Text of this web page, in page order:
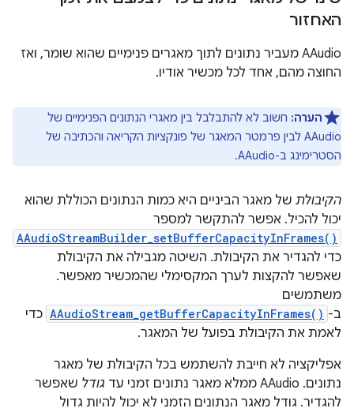
האחזור
AAudio מעביר נתונים לתוך מאגרים פנימיים שהוא שומר, ואז
החוצה מהם, אחד לכל מכשיר אודיו.
הערה: חשוב לא להתבלבל בין מאגרי הנתונים הפנימיים של
AAudio לבין פרמטר המאגר של פונקציות הקריאה והכתיבה של
הסטרימינג ב-AAudio.
הקיבולת של מאגר הביניים היא כמות הנתונים הכוללת שהוא
יכול להכיל. אפשר להתקשר למספר
AAudioStreamBuilder_setBufferCapacityInFrames()
כדי להגדיר את הקיבולת. השיטה מגבילה את הקיבולת
שאפשר להקצות לערך המקסימלי שהמכשיר מאפשר.
משתמשים
ב- AAudioStream_getBufferCapacityInFrames() כדי
לאמת את הקיבולת בפועל של המאגר.
אפליקציה לא חייבת להשתמש בכל הקיבולת של מאגר
נתונים. AAudio ממלא מאגר נתונים זמני עד
גודל שאפשר
להגדיר. גודל מאגר הנתונים הזמני לא יכול להיות גדול